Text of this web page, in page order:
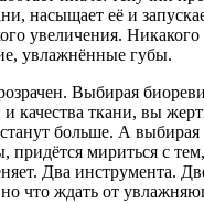
насыщает её и
увеличения. Никакого
увлажнённые губы.
Выбирая
и качества ткани, вы
больше. А выбирая
мириться с
Два инструмента.
что ждать от